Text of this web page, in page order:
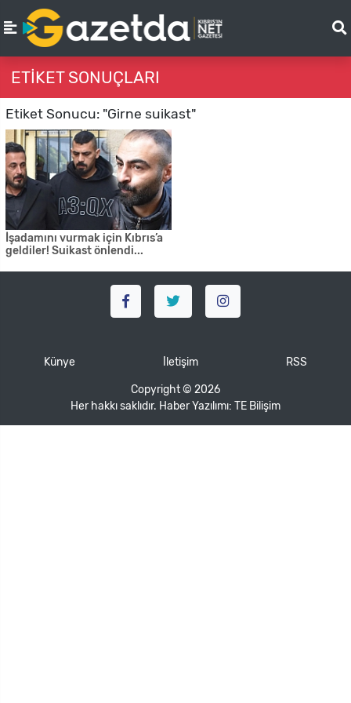
ETIKET SONUÇLARI
Etiket Sonucu: "Girne suikast"
İşadamını vurmak için Kıbrıs’a
geldiler! Suikast önlendi...
Künye İletişim RSS
Copyright © 2026
Her hakkı saklıdır. Haber Yazılımı: TE Bilişim